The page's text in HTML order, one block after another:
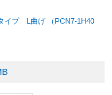
イプ L曲げ （PCN7-1H40